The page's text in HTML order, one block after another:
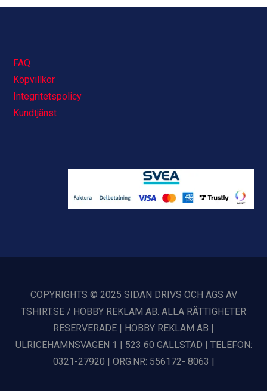
FAQ
Köpvillkor
Integritetspolicy
Kundtjänst
COPYRIGHTS © 2025 SIDAN DRIVS OCH ÄGS AV
TSHIRT.SE / HOBBY REKLAM AB. ALLA RÄTTIGHETER
RESERVERADE | HOBBY REKLAM AB |
ULRICEHAMNSVÄGEN 1 | 523 60 GÄLLSTAD | TELEFON:
0321-27920 | ORG.NR: 556172- 8063 |